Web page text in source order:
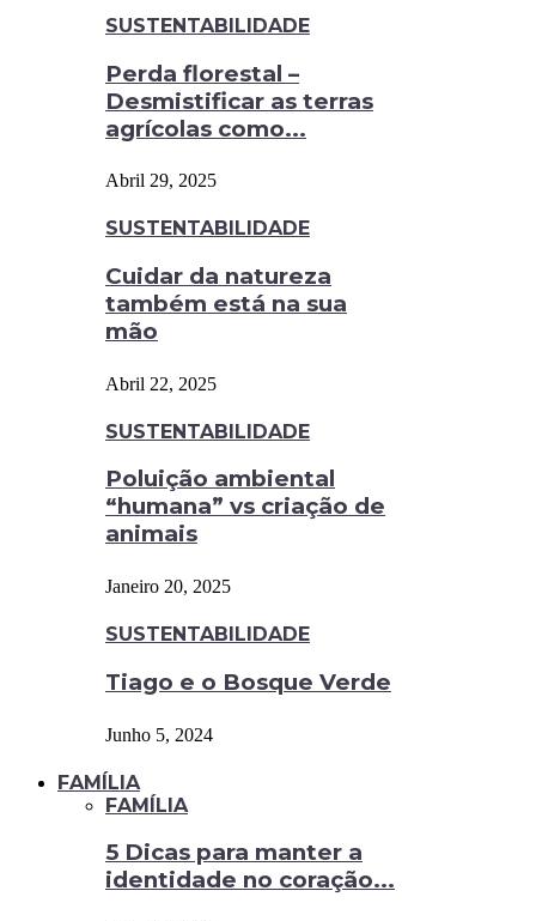
SUSTENTABILIDADE
Perda florestal –
Desmistificar as terras
agrícolas como...
Abril 29, 2025
SUSTENTABILIDADE
Cuidar da natureza
também está na sua
mão
Abril 22, 2025
SUSTENTABILIDADE
Poluição ambiental
“humana” vs criação de
animais
Janeiro 20, 2025
SUSTENTABILIDADE
Tiago e o Bosque Verde
Junho 5, 2024
FAMÍLIA
FAMÍLIA
5 Dicas para manter a
identidade no coração...